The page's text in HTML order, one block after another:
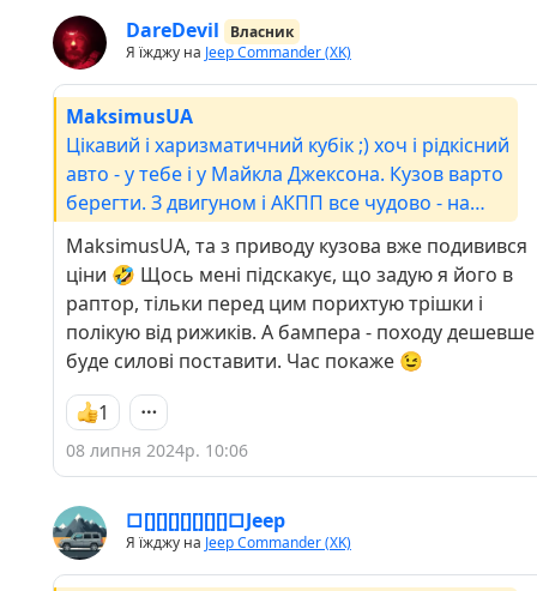
DareDevil
Власник
Я їжджу на Jeep Commander (XK)
MaksimusUA
Цікавий і харизматичний кубік ;) хоч і рідкісний
авто - у тебе і у Майкла Джексона. Кузов варто
берегти. З двигуном і АКПП все чудово - на
міцна, хоч деякі речі треба пошукати.
MaksimusUA, та з приводу кузова вже подивився
ціни 🤣 Щось мені підскакує, що задую я його в
раптор, тільки перед цим порихтую трішки і
полікую від рижиків. А бампера - походу дешевше
буде силові поставити. Час покаже 😉
1
08 липня 2024р. 10:06
□[][][][][][][]□Jeep
Я їжджу на Jeep Commander (XK)